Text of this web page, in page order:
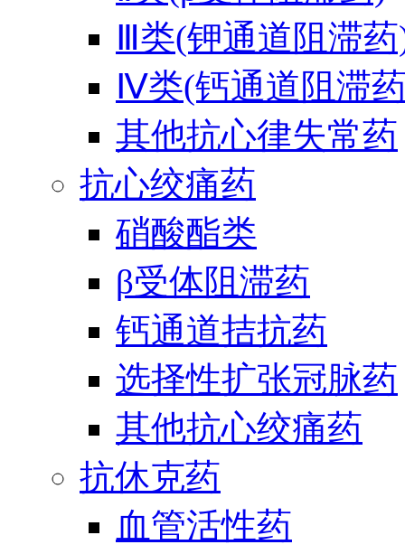
Ⅲ类(钾通道阻滞
Ⅳ类(钙通道阻滞
其他抗心律失常药
抗心绞痛药
硝酸酯类
β受体阻滞药
钙通道拮抗药
选择性扩张冠脉药
其他抗心绞痛药
抗休克药
血管活性药